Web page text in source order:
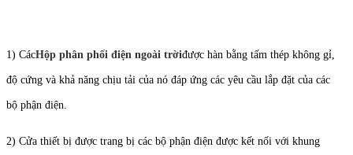
1) CácHộp phân phối điện ngoài trờiđược hàn bằng tấm thép không gỉ,
độ cứng và khả năng chịu tải của nó đáp ứng các yêu cầu lắp đặt của các
bộ phận điện.
2) Cửa thiết bị được trang bị các bộ phận điện được kết nối với khung